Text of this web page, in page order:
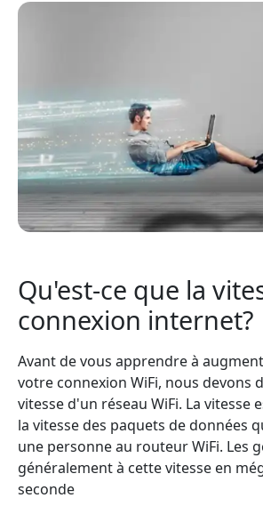
Qu'est-ce que la
connexion internet?
Avant de vous apprendre à
votre connexion WiFi, nous devons
vitesse d'un réseau WiFi. La vitesse
la vitesse des paquets de données
une personne au routeur WiFi. Les
généralement à cette vitesse en
seconde